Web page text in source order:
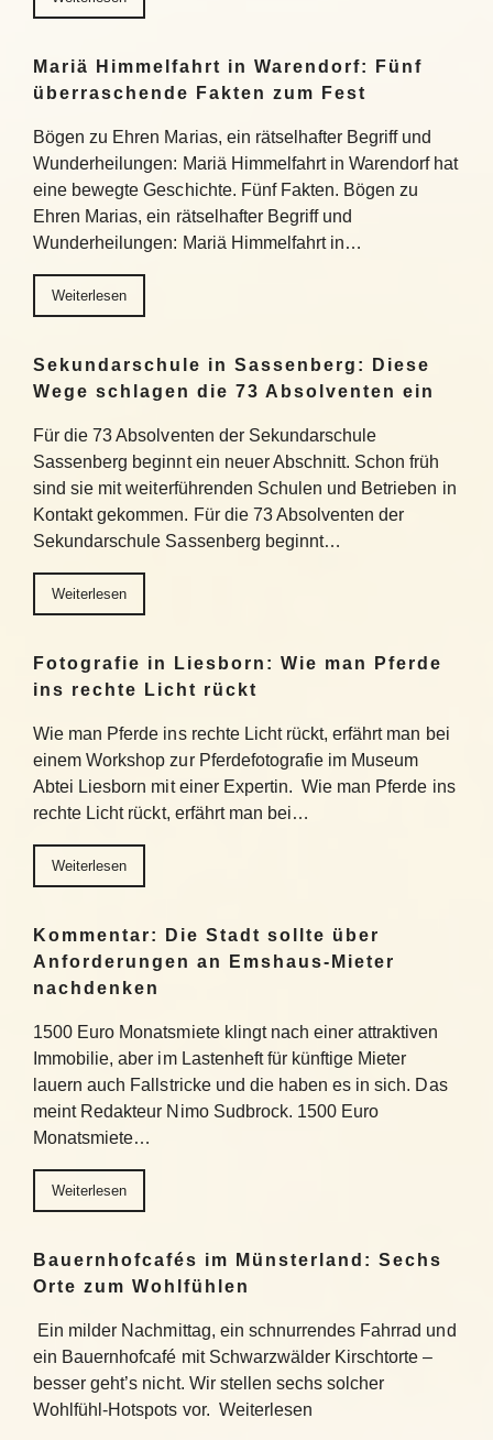
Mariä Himmelfahrt in Warendorf: Fünf
überraschende Fakten zum Fest
Bögen zu Ehren Marias, ein rätselhafter Begriff und
Wunderheilungen: Mariä Himmelfahrt in Warendorf hat
eine bewegte Geschichte. Fünf Fakten. Bögen zu
Ehren Marias, ein rätselhafter Begriff und
Wunderheilungen: Mariä Himmelfahrt in…
Weiterlesen
Sekundarschule in Sassenberg: Diese
Wege schlagen die 73 Absolventen ein
Für die 73 Absolventen der Sekundarschule
Sassenberg beginnt ein neuer Abschnitt. Schon früh
sind sie mit weiterführenden Schulen und Betrieben in
Kontakt gekommen. Für die 73 Absolventen der
Sekundarschule Sassenberg beginnt…
Weiterlesen
Fotografie in Liesborn: Wie man Pferde
ins rechte Licht rückt
Wie man Pferde ins rechte Licht rückt, erfährt man bei
einem Workshop zur Pferdefotografie im Museum
Abtei Liesborn mit einer Expertin. Wie man Pferde ins
rechte Licht rückt, erfährt man bei…
Weiterlesen
Kommentar: Die Stadt sollte über
Anforderungen an Emshaus-Mieter
nachdenken
1500 Euro Monatsmiete klingt nach einer attraktiven
Immobilie, aber im Lastenheft für künftige Mieter
lauern auch Fallstricke und die haben es in sich. Das
meint Redakteur Nimo Sudbrock. 1500 Euro
Monatsmiete…
Weiterlesen
Bauernhofcafés im Münsterland: Sechs
Orte zum Wohlfühlen
Ein milder Nachmittag, ein schnurrendes Fahrrad und
ein Bauernhofcafé mit Schwarzwälder Kirschtorte –
besser geht’s nicht. Wir stellen sechs solcher
Wohlfühl-Hotspots vor. Weiterlesen